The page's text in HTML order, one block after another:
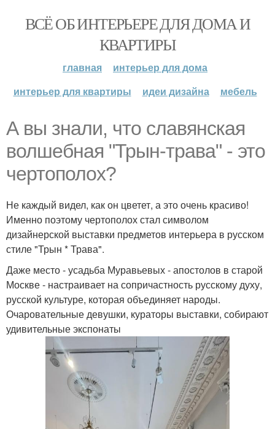
ВСЁ ОБ ИНТЕРЬЕРЕ ДЛЯ ДОМА И
КВАРТИРЫ
главная
интерьер для дома
интерьер для квартиры
идеи дизайна мебель
А вы знали, что славянская
волшебная "Трын-трава" - это
чертополох?
Не каждый видел, как он цветет, а это очень красиво!
Именно поэтому чертополох стал символом
дизайнерской выставки предметов интерьера в русском
стиле "Трын * Трава".
Даже место - усадьба Муравьевых - апостолов в старой
Москве - настраивает на сопричастность русскому духу,
русской культуре, которая объединяет народы.
Очаровательные девушки, кураторы выставки, собирают
удивительные экспонаты